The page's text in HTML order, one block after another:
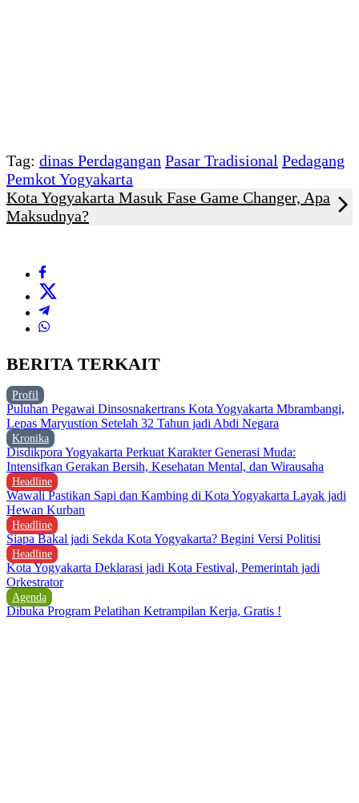
Tag: dinas Perdagangan Pasar Tradisional Pedagang
Pemkot Yogyakarta
Kota Yogyakarta Masuk Fase Game Changer, Apa
Maksudnya?
BERITA TERKAIT
Profil
Puluhan Pegawai Dinsosnakertrans Kota Yogyakarta Mbrambangi,
Lepas Maryustion Setelah 32 Tahun jadi Abdi Negara
Kronika
Disdikpora Yogyakarta Perkuat Karakter Generasi Muda:
Intensifkan Gerakan Bersih, Kesehatan Mental, dan Wirausaha
Headline
Wawali Pastikan Sapi dan Kambing di Kota Yogyakarta Layak jadi
Hewan Kurban
Headline
Siapa Bakal jadi Sekda Kota Yogyakarta? Begini Versi Politisi
Headline
Kota Yogyakarta Deklarasi jadi Kota Festival, Pemerintah jadi
Orkestrator
Agenda
Dibuka Program Pelatihan Ketrampilan Kerja, Gratis !